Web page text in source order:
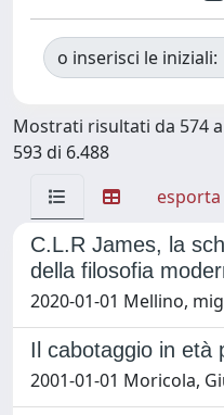
o inserisci le iniziali:
Mostrati risultati da 574 a
593 di 6.488
C.L.R James, la
della filosofia
2020-01-01 Mellino,
Il cabotaggio in età
2001-01-01 Moricola,